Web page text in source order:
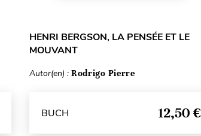
HENRI BERGSON, LA PENSÉE ET LE
MOUVANT
Autor(en) : Rodrigo Pierre
BUCH 12,50 €